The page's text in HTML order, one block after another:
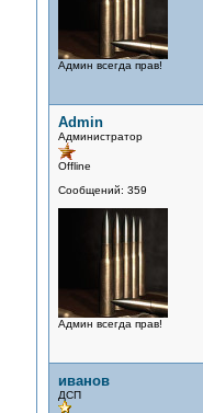
Админ всегда прав!
Admin
Администратор
Offline
Сообщений: 359
Админ всегда прав!
иванов
ДСП